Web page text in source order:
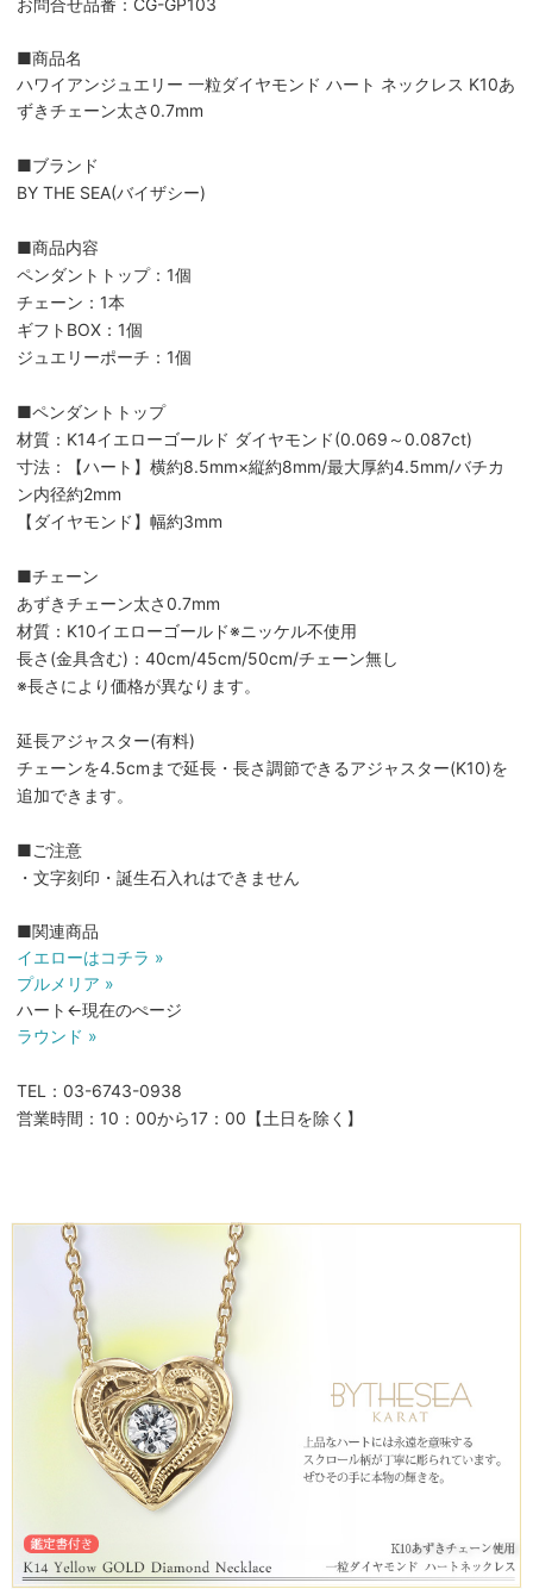
お問合せ品番：CG-GP103
■商品名
ハワイアンジュエリー 一粒ダイヤモンド ハート ネックレス K10あ
ずきチェーン太さ0.7mm
■ブランド
BY THE SEA(バイザシー)
■商品内容
ペンダントトップ：1個
チェーン：1本
ギフトBOX：1個
ジュエリーポーチ：1個
■ペンダントトップ
材質：K14イエローゴールド ダイヤモンド(0.069～0.087ct)
寸法：【ハート】横約8.5mm×縦約8mm/最大厚約4.5mm/バチカ
ン内径約2mm
【ダイヤモンド】幅約3mm
■チェーン
あずきチェーン太さ0.7mm
材質：K10イエローゴールド※ニッケル不使用
長さ(金具含む)：40cm/45cm/50cm/チェーン無し
※長さにより価格が異なります。
延長アジャスター(有料)
チェーンを4.5cmまで延長・長さ調節できるアジャスター(K10)を
追加できます。
■ご注意
・文字刻印・誕生石入れはできません
■関連商品
イエローはコチラ »
プルメリア »
ハート←現在のぺージ
ラウンド »
TEL：03-6743-0938
営業時間：10：00から17：00【土日を除く】